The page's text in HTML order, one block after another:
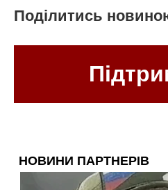
Поділитись